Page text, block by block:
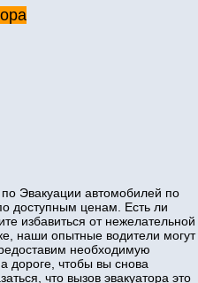
Эвакуации автомобилей по
доступным ценам. Есть ли
избавиться от нежелательной
наши опытные водители могут
необходимую
дороге, чтобы вы снова
что вызов эвакуатора это